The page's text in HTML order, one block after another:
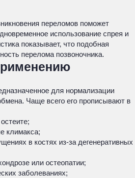
переломов поможет
использование спрея и
показывает, что подобная
перелома позвоночника.
для нормализации
Чаще всего его прописывают в
климакса;
в костях из-за дегенеративных
или остеопатии;
заболеваниях;